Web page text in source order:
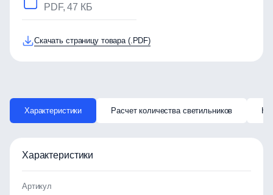
PDF, 47 КБ
Скачать страницу товара (.PDF)
Характеристики Расчет количества светильников
Характеристики
Артикул